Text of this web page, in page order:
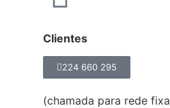
Clientes
224 660 295
(chamada para rede